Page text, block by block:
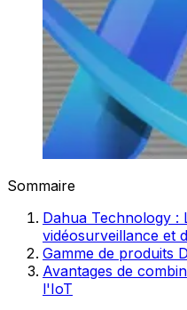
Sommaire
Dahua Technology :
vidéosurveillance et
Gamme de produits
Avantages de
l'IoT